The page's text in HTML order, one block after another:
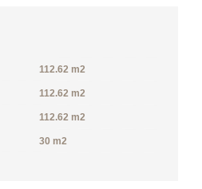
112.62 m2
112.62 m2
112.62 m2
30 m2